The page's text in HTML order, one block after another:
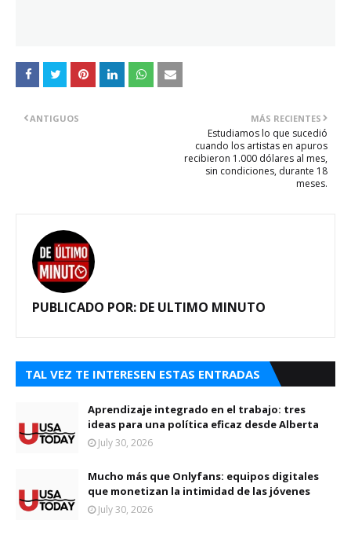
MÁS RECIENTES
Estudiamos lo que sucedió
cuando los artistas en apuros
recibieron 1.000 dólares al mes,
sin condiciones, durante 18
meses.
ANTIGUOS
PUBLICADO POR: DE ULTIMO MINUTO
TAL VEZ TE INTERESEN ESTAS ENTRADAS
Aprendizaje integrado en el trabajo: tres
ideas para una política eficaz desde Alberta
July 30, 2026
Mucho más que Onlyfans: equipos digitales
que monetizan la intimidad de las jóvenes
July 30, 2026